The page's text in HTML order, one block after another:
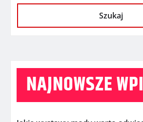
Szukaj
NAJNOWSZE